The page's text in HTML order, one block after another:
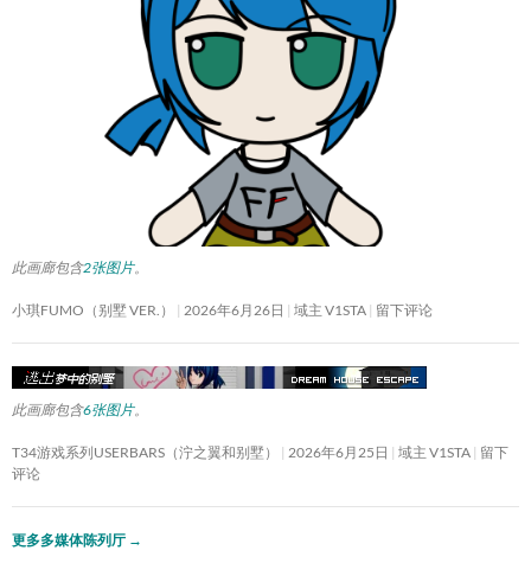
此画廊包含2张图片。
小琪FUMO（别墅 VER.） 2026年6月26日 域主 V1STA 留下评论
此画廊包含6张图片。
T34游戏系列USERBARS（泞之翼和别墅） 2026年6月25日 域主 V1STA 留下
评论
更多多媒体陈列厅 →